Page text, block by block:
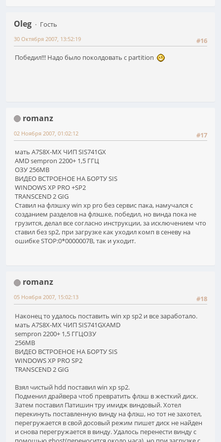
Oleg
Гость
#16
30 Октября 2007, 13:52:19
Победил!!! Надо было поколдовать с partition
romanz
#17
02 Ноября 2007, 01:02:12
мать A7S8X-MX ЧИП SIS741GX
AMD sempron 2200+ 1,5 ГГЦ
ОЗУ 256MB
ВИДЕО ВСТРОЕНОЕ НА БОРТУ SIS
WINDOWS XP PRO +SP2
TRANSCEND 2 GIG
Ставил на флэшку win xp pro без сервис пака, намучался с
созданием разделов на флэшке, победил, но винда пока не
грузится, делал все согласно инструкции, за исключением что
ставил без sp2, при загрузке как уходил комп в сеневу на
ошибке STOP:0*0000007B, так и уходит.
romanz
#18
05 Ноября 2007, 15:02:13
Наконец то удалось поставить win xp sp2 и все заработало.
мать A7S8X-MX ЧИП SIS741GXAMD
sempron 2200+ 1,5 ГГЦОЗУ
256MB
ВИДЕО ВСТРОЕНОЕ НА БОРТУ SIS
WINDOWS XP PRO SP2
TRANSCEND 2 GIG
Взял чистый hdd поставил win xp sp2.
Подменил драйвера чтоб превратить флэш в жесткий диск.
Затем поставил Патишин тру имидж виндовый. Хотел
перекинуть поставленную винду на флэш, но тот не захотел,
перегружается в свой досовый режим пишет диск не найден
и снова перегружается в винду. Удалось перенести винду с